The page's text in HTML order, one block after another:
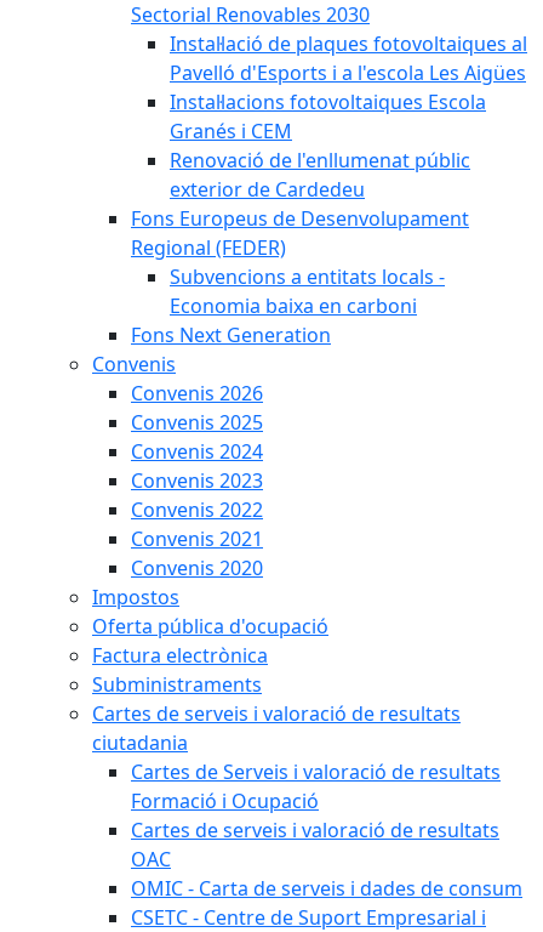
Sectorial Renovables 2030
Instal·lació de plaques fotovoltaiques al
Pavelló d'Esports i a l'escola Les Aigües
Instal·lacions fotovoltaiques Escola
Granés i CEM
Renovació de l'enllumenat públic
exterior de Cardedeu
Fons Europeus de Desenvolupament
Regional (FEDER)
Subvencions a entitats locals -
Economia baixa en carboni
Fons Next Generation
Convenis
Convenis 2026
Convenis 2025
Convenis 2024
Convenis 2023
Convenis 2022
Convenis 2021
Convenis 2020
Impostos
Oferta pública d'ocupació
Factura electrònica
Subministraments
Cartes de serveis i valoració de resultats
ciutadania
Cartes de Serveis i valoració de resultats
Formació i Ocupació
Cartes de serveis i valoració de resultats
OAC
OMIC - Carta de serveis i dades de consum
CSETC - Centre de Suport Empresarial i